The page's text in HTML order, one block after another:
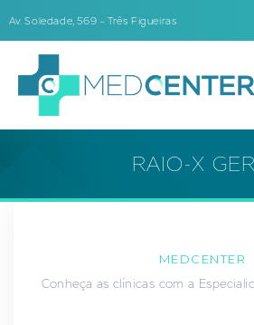
Av. Soledade, 569 – Três Figueiras
RAIO-X
MEDCENTER
Conheça as clínicas com a